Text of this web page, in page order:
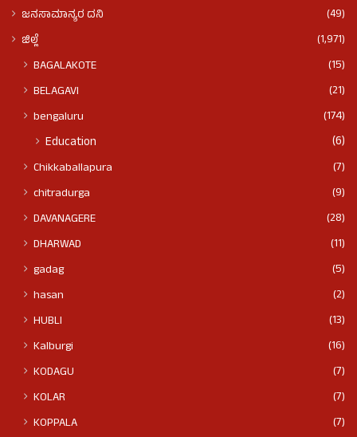
ಜನಸಾಮಾನ್ಯರ ದನಿ
(49)
ಜಿಲ್ಲೆ
(1,971)
BAGALAKOTE
(15)
BELAGAVI
(21)
bengaluru
(174)
Education (6)
Chikkaballapura
(7)
chitradurga
(9)
DAVANAGERE
(28)
DHARWAD
(11)
gadag
(5)
hasan
(2)
HUBLI
(13)
Kalburgi
(16)
KODAGU
(7)
KOLAR
(7)
KOPPALA
(7)